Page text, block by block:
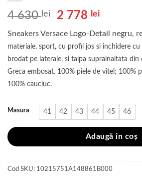
4 630 lei
Prețul
a
fost:
4
630 lei.
2 778 lei
este:
2
778 lei.
Sneakers Versace Logo-Detail negru,
materiale, sport, cu profil jos si inchidere cu
brodat pe laterale, si talpa suprainaltata din
Greca embosat. 100% piele de vitel; 100%
100% cauciuc.
Masura 41 42 43 44 45 46
Adaugă în coș
Cod SKU: 10215751A148861B000